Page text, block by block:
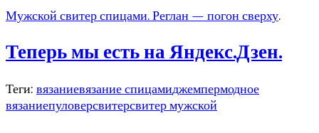
Мужской свитер спицами. Реглан — погон сверху.
Теперь мы есть на Яндекс.Дзен.
Теги: вязаниевязание спицамиджемпермодное
вязаниепуловерсвитерсвитер мужской